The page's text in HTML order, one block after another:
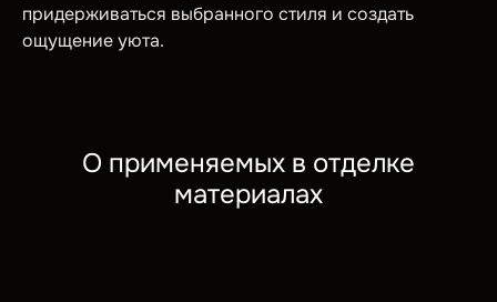
придерживаться выбранного стиля и создать
ощущение уюта.
О применяемых в отделке
материалах